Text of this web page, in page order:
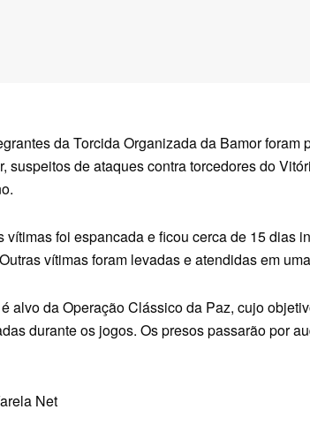
da Torcida Organizada da Bamor foram
suspeitos de ataques contra torcedores do
vítimas foi espancada e ficou cerca de 15 dias
vítimas foram levadas e atendidas em
alvo da Operação Clássico da Paz, cujo
durante os jogos. Os presos passarão por
Net